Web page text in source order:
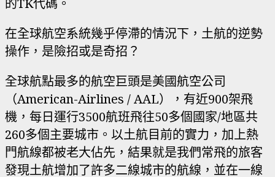
在全球航空系統幾乎停滯的情況下，土航的逆勢
操作，是險招或是奇招？
全球航點最多的航空巨頭是美國航空公司
（American-Airlines / AAL），有近900架飛
機，每日運行3500航班飛往50多個國家/地區共
260多個主要城市。以土航目前的實力，加上熱
門航線都被老大佔先，結果就是我們常飛的旅客
發現土航增加了許多二線城市的航線，並在一線